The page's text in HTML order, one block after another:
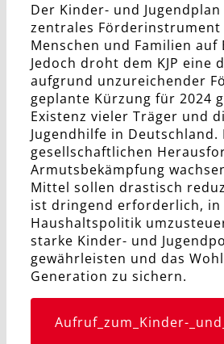
Der Kinder- und Jugendplan
zentrales
Menschen und Familien auf
Jedoch droht dem KJP eine
aufgrund unzureichender
geplante Kürzung für 2024
Existenz vieler Träger und
Jugendhilfe in Deutschland.
gesellschaftlichen
Armutsbekämpfung
Mittel sollen drastisch
ist dringend erforderlich, in
Haushaltspolitik
starke Kinder- und
gewährleisten und das
Generation zu sichern.
Aufruf_zum_Kinder-